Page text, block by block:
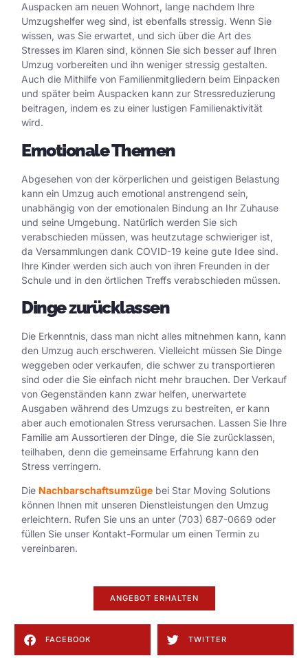
Auspacken am neuen Wohnort, lange nachdem Ihre
Umzugshelfer weg sind, ist ebenfalls stressig. Wenn Sie
wissen, was Sie erwartet, und sich über die Art des
Stresses im Klaren sind, können Sie sich besser auf Ihren
Umzug vorbereiten und ihn weniger stressig gestalten.
Auch die Mithilfe von Familienmitgliedern beim Einpacken
und später beim Auspacken kann zur Stressreduzierung
beitragen, indem es zu einer lustigen Familienaktivität
wird.
Emotionale Themen
Abgesehen von der körperlichen und geistigen Belastung
kann ein Umzug auch emotional anstrengend sein,
unabhängig von der emotionalen Bindung an Ihr Zuhause
und seine Umgebung. Natürlich werden Sie sich
verabschieden müssen, was heutzutage schwieriger ist,
da Versammlungen dank COVID-19 keine gute Idee sind.
Ihre Kinder werden sich auch von ihren Freunden in der
Schule und in den örtlichen Treffs verabschieden müssen.
Dinge zurücklassen
Die Erkenntnis, dass man nicht alles mitnehmen kann, kann
den Umzug auch erschweren. Vielleicht müssen Sie Dinge
weggeben oder verkaufen, die schwer zu transportieren
sind oder die Sie einfach nicht mehr brauchen. Der Verkauf
von Gegenständen kann zwar helfen, unerwartete
Ausgaben während des Umzugs zu bestreiten, er kann
aber auch emotionalen Stress verursachen. Lassen Sie Ihre
Familie am Aussortieren der Dinge, die Sie zurücklassen,
teilhaben, denn die gemeinsame Erfahrung kann den
Stress verringern.
Die Nachbarschaftsumzüge bei Star Moving Solutions
können Ihnen mit unseren Dienstleistungen den Umzug
erleichtern. Rufen Sie uns an unter (703) 687-0669 oder
füllen Sie unser Kontakt-Formular um einen Termin zu
vereinbaren.
ANGEBOT ERHALTEN
FACEBOOK TWITTER